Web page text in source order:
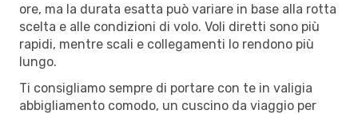
ore, ma la durata esatta può variare in base alla rotta
scelta e alle condizioni di volo. Voli diretti sono più
rapidi, mentre scali e collegamenti lo rendono più
lungo.
Ti consigliamo sempre di portare con te in valigia
abbigliamento comodo, un cuscino da viaggio per